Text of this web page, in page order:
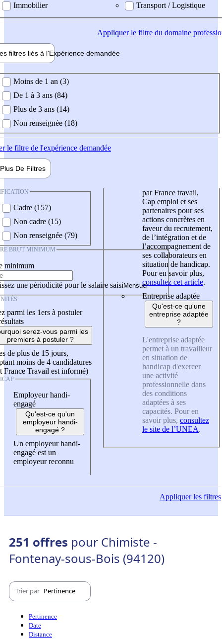
Immobilier
Transport / Logistique
Appliquerle filtre du domaine
filtres liés à l'Expérience demandée
demandée
Moins de 1 an (3)
De 1 à 3 ans (84)
Plus de 3 ans (14)
Non renseignée (18)
le filtre de l'expérience demandée
Plus De Filtres
Cadre (157)
Non cadre (15)
Non renseignée (79)
BRUT MINIMUM
minimum
une périodicité pour le salaire saisi
parmi les 1ers à postuler
serez-vous parmi les
premiers à postuler ?
de plus de 15 jours,
moins de 4 candidatures
France Travail est informé)
Employeur handi-
engagé
Qu'est-ce qu'un
employeur handi-
engagé ?
Un employeur handi-
engagé est un
employeur reconnu
par France travail,
Cap emploi et ses
partenaires pour ses
actions concrètes en
faveur du recrutement,
de l’intégration et de
l’accompagnement de
ses collaborateurs en
situation de handicap.
Pour en savoir plus,
consultez cet article.
Entreprise adaptée
Qu'est-ce qu'une
entreprise adaptée
?
L'entreprise adaptée
permet à un travailleur
en situation de
handicap d'exercer
une activité
professionnelle dans
des conditions
adaptées à ses
capacités. Pour en
savoir plus, consultez
le site de l’UNEA.
Appliquerles filtres
251 offres pour Chimiste -
Fontenay-sous-Bois (94120)
Trier par Pertinence
Pertinence
Date
Distance